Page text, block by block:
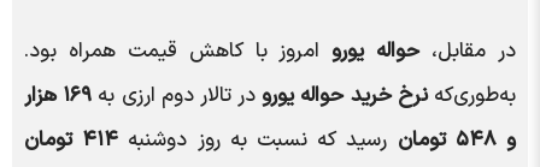
در مقابل،حواله یوروامروز با کاهش قیمت همراه بود.
به‌طوری‌کهنرخ خرید حواله یورودر تالار دوم ارزی به
۱۶۹ هزار
و ۵۴۸ تومان
رسید که نسبت به روز دوشنبه
۴۱۴ تومان